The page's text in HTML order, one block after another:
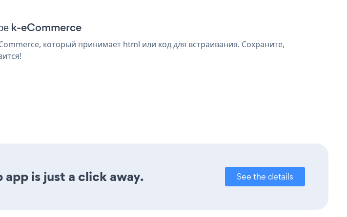
k-eCommerce
который принимает html или код для встраивания. Сохраните,
is just a click away. See the details